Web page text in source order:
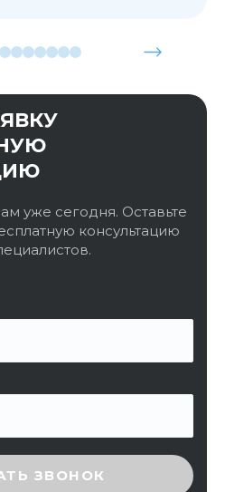
уже сегодня. Оставьте
консультацию
КОД
ЗВОНОК